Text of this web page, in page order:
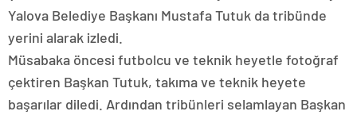
Yalova Belediye Başkanı Mustafa Tutuk da tribünde
yerini alarak izledi.
Müsabaka öncesi futbolcu ve teknik heyetle fotoğraf
çektiren Başkan Tutuk, takıma ve teknik heyete
başarılar diledi. Ardından tribünleri selamlayan Başkan